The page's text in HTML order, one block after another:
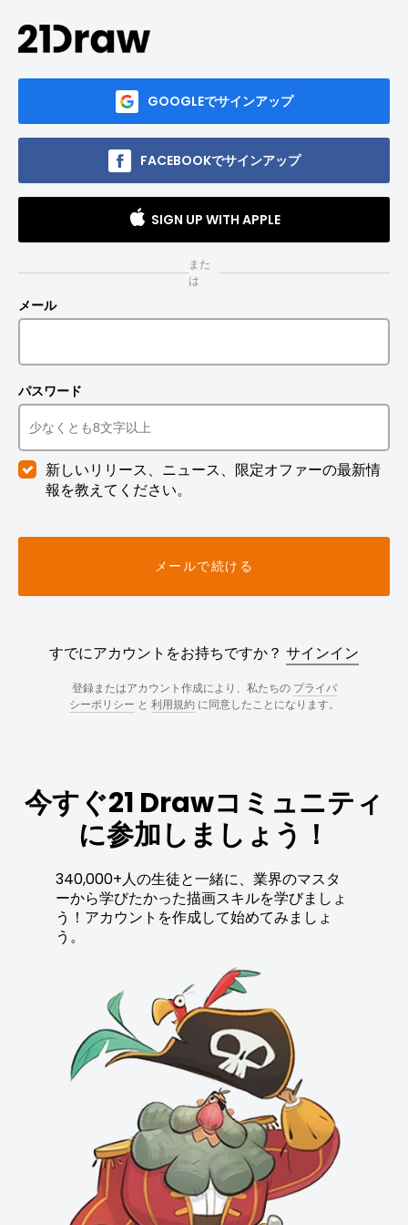
GOOGLEでサインアップ
FACEBOOKでサインアップ
SIGN UP WITH APPLE
また
は
メール
パスワード
新しいリリース、ニュース、限定オファーの最新情
報を教えてください。
メールで続ける
すでにアカウントをお持ちですか？ サインイン
登録またはアカウント作成により、私たちの プライバ
シーポリシー と 利用規約 に同意したことになります。
今すぐ21 Drawコミュニティ
に参加しましょう！
340,000+人の生徒と一緒に、業界のマスタ
ーから学びたかった描画スキルを学びましょ
う！アカウントを作成して始めてみましょ
う。